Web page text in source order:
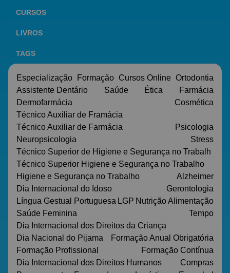
CURSOS
LIVROS
TAGS
Especialização Formação Cursos Online Ortodontia
Assistente Dentário
Saúde Ética
Farmácia
Dermofarmácia
Cosmética
Técnico Auxiliar de Framácia
Técnico Auxiliar de Farmácia
Psicologia
Neuropsicologia
Stress
Técnico Superior de Higiene e Segurança no Trabalh
Técnico Superior Higiene e Segurança no Trabalho
Higiene e Segurança no Trabalho
Alzheimer
Dia Internacional do Idoso
Gerontologia
Língua Gestual Portuguesa LGP NutriçãoAlimentação
Saúde Feminina
Tempo
Dia Internacional dos Direitos da Criança
Dia Nacional do Pijama
Formação Anual Obrigatória
Formação Profissional
Formação Contínua
Dia Internacional dos Direitos Humanos
Compras